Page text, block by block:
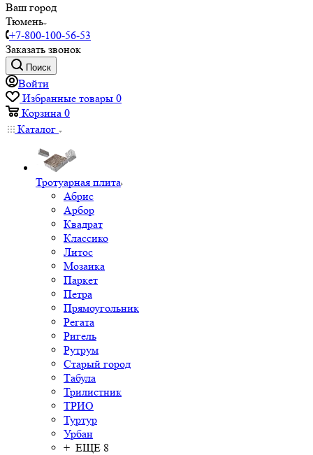
Ваш город
Тюмень
+7-800-100-56-53
Заказать звонок
Поиск
Войти
Избранные товары 0
Корзина 0
Каталог
Тротуарная плита
Абрис
Арбор
Квадрат
Классико
Литос
Мозаика
Паркет
Петра
Прямоугольник
Регата
Ригель
Рутрум
Старый город
Табула
Трилистник
ТРИО
Туртур
Урбан
+ ЕЩЕ 8